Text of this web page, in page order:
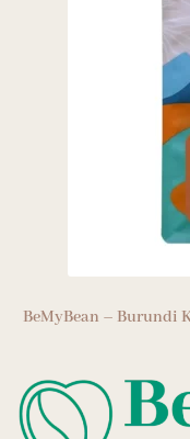
BeMyBean – Burundi